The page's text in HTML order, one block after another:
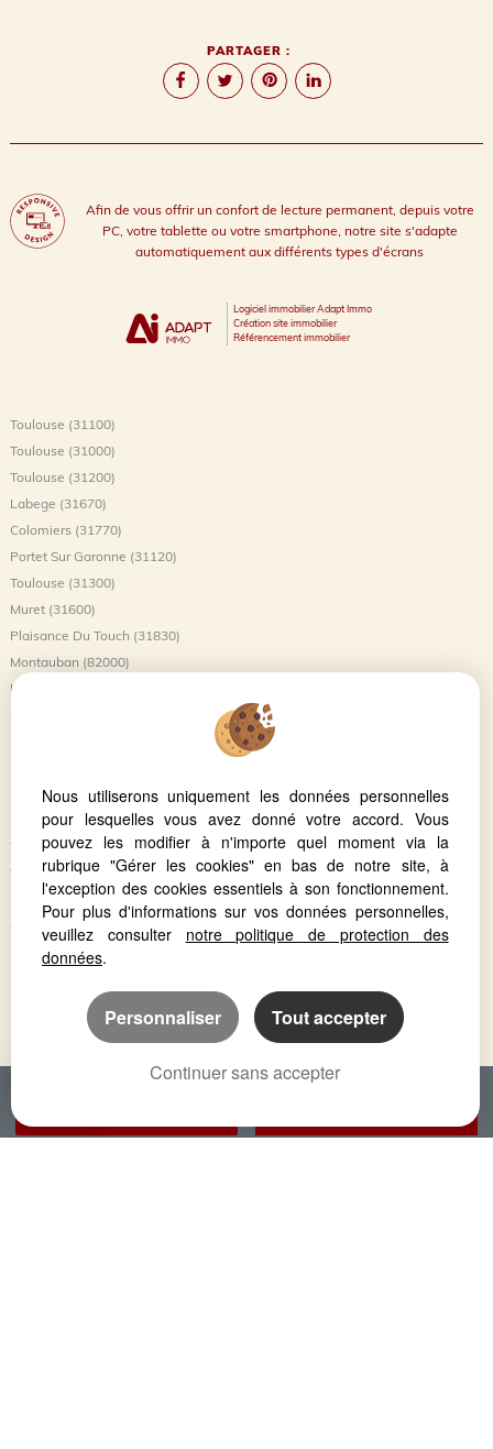
PARTAGER :
Afin de vous offrir un confort de lecture permanent, depuis votre
PC, votre tablette ou votre smartphone, notre site s'adapte
automatiquement aux différents types d'écrans
Logiciel immobilier Adapt Immo
Création site immobilier
Référencement immobilier
Toulouse (31100)
Toulouse (31000)
Toulouse (31200)
Labege (31670)
Colomiers (31770)
Portet Sur Garonne (31120)
Toulouse (31300)
Muret (31600)
Plaisance Du Touch (31830)
Montauban (82000)
L'union (31240)
Saint-jory (31790)
Launaguet (31140)
Blagnac (31700)
Tournefeuille (31170)
Toulouse (31500)
Beauzelle (31700)
Castelnau D'estretefonds (31620)
Nous utiliserons uniquement les données personnelles
pour lesquelles vous avez donné votre accord. Vous
pouvez les modifier à n'importe quel moment via la
rubrique "Gérer les cookies" en bas de notre site, à
l'exception des cookies essentiels à son fonctionnement.
Pour plus d'informations sur vos données personnelles,
veuillez consulter notre politique de protection des
données.
Personnaliser Tout accepter
Continuer sans accepter